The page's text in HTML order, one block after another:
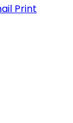
Print